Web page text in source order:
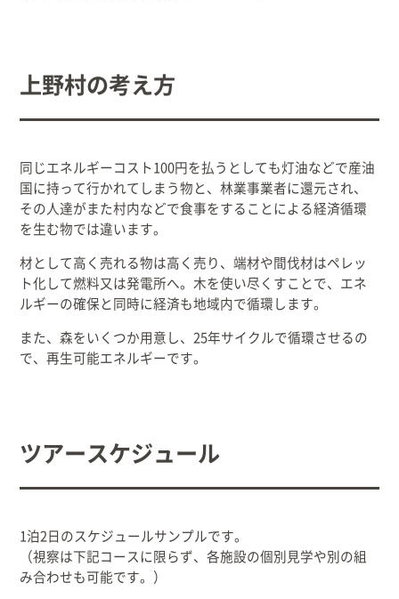
上野村の考え方
同じエネルギーコスト100円を払うとしても灯油などで産油
国に持って行かれてしまう物と、林業事業者に還元され、
その人達がまた村内などで食事をすることによる経済循環
を生む物では違います。
材として高く売れる物は高く売り、端材や間伐材はペレッ
ト化して燃料又は発電所へ。木を使い尽くすことで、エネ
ルギーの確保と同時に経済も地域内で循環します。
また、森をいくつか用意し、25年サイクルで循環させるの
で、再生可能エネルギーです。
ツアースケジュール
1泊2日のスケジュールサンプルです。
（視察は下記コースに限らず、各施設の個別見学や別の組
み合わせも可能です。）